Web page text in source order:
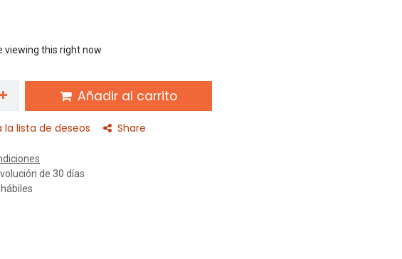
viewing this right now
Añadir al carrito
la lista de deseos Share
de 30 días